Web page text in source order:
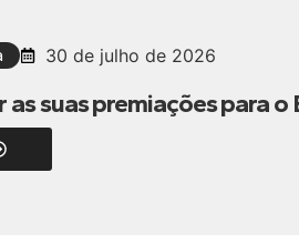
30 de julho de 2026
as suas premiações para o